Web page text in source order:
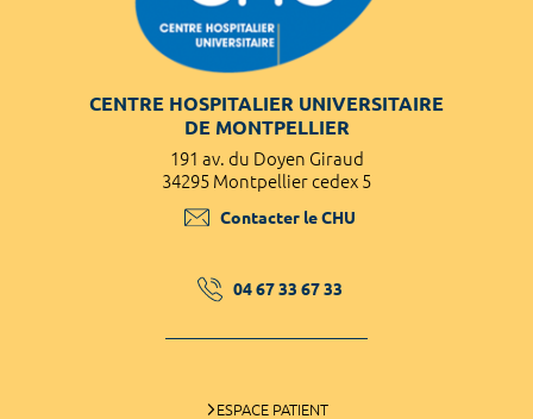
CENTRE HOSPITALIER UNIVERSITAIRE
DE MONTPELLIER
191 av. du Doyen Giraud
34295 Montpellier cedex 5
Contacter le CHU
04 67 33 67 33
ESPACE PATIENT